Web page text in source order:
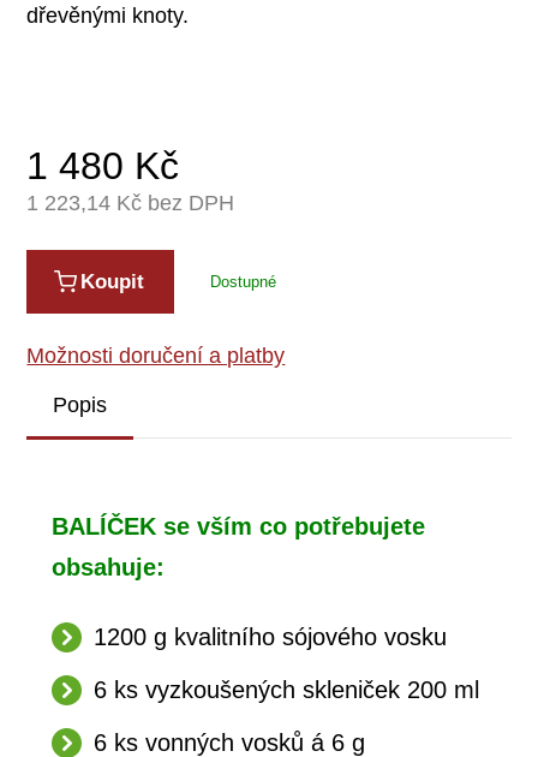
dřevěnými knoty.
1 480 Kč
1 223,14 Kč bez DPH
Koupit Dostupné
Možnosti doručení a platby
Popis
BALÍČEK se vším co potřebujete
obsahuje:
1200 g kvalitního sójového vosku
6 ks vyzkoušených skleniček 200 ml
6 ks vonných vosků á 6 g